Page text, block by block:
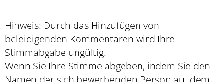
Hinweis: Durch das Hinzufügen von
beleidigenden Kommentaren wird Ihre
Stimmabgabe ungültig.
Wenn Sie Ihre Stimme abgeben, indem Sie den